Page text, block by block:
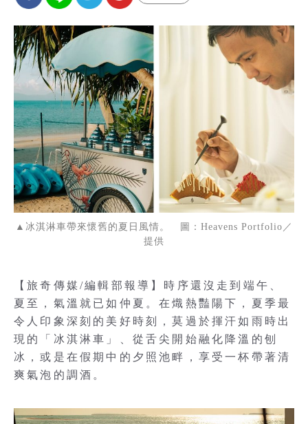
▲冰淇淋車帶來懷舊的夏日風情。 圖：Heavens Portfolio／
提供
【旅奇傳媒/編輯部報導】時序還沒走到端午、
夏至，氣溫就已如仲夏。在熾熱豔陽下，夏季最
令人印象深刻的美好時刻，莫過於揮汗如雨時出
現的「冰淇淋車」、從舌尖開始融化降溫的刨
冰，或是在假期中的夕照池畔，享受一杯帶著清
爽氣泡的調酒。